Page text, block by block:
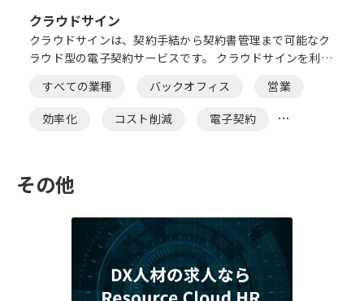
クラウドサイン
クラウドサインは、契約手結から契約書管理まで可能なク
ラウド型の電子契約サービスです。 クラウドサインを利用
代が不要になりコスト削減に繋がります。
すべての業種 バックオフィス
営業
効率化
コスト削減
電子契約
その他